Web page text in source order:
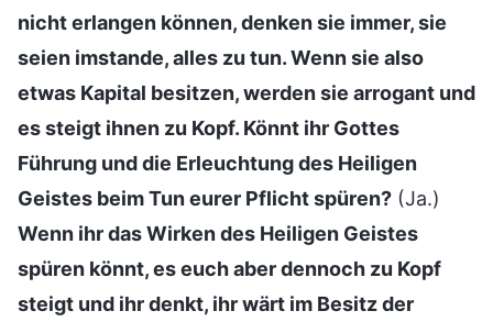
nicht erlangen können, denken sie immer, sie
seien imstande, alles zu tun. Wenn sie also
etwas Kapital besitzen, werden sie arrogant und
es steigt ihnen zu Kopf. Könnt ihr Gottes
Führung und die Erleuchtung des Heiligen
Geistes beim Tun eurer Pflicht spüren? (Ja.)
Wenn ihr das Wirken des Heiligen Geistes
spüren könnt, es euch aber dennoch zu Kopf
steigt und ihr denkt, ihr wärt im Besitz der